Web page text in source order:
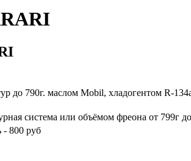
до 790г. маслом Mobil, хладогентом R-
система или объёмом фреона от 799г
- 800 руб